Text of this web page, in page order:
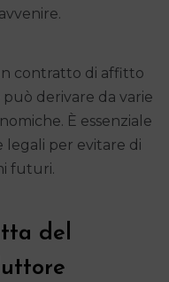
contratto di affitto
derivare da varie
È essenziale
per evitare di
futuri.
del